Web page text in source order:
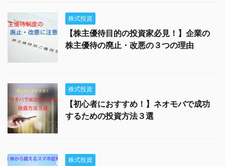
株式投資
【株主優待目的の投資家必見！】企業の
株主優待の廃止・改悪の３つの理由
株式投資
【初心者におすすめ！】ネオモバで成功
するための投資方法３選
株式投資